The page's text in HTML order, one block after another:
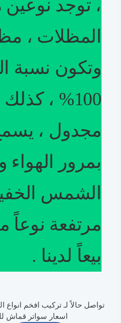
، توجد
المظلات ،
وتكون نسبة
100% ،
مجدول ،
بمرور
الشمس
مرتفعة نوعاً ما
بيعاً لدينا .
تواصل حالاً لـ تركيب افخم انواع
اسعار سواتر قماش